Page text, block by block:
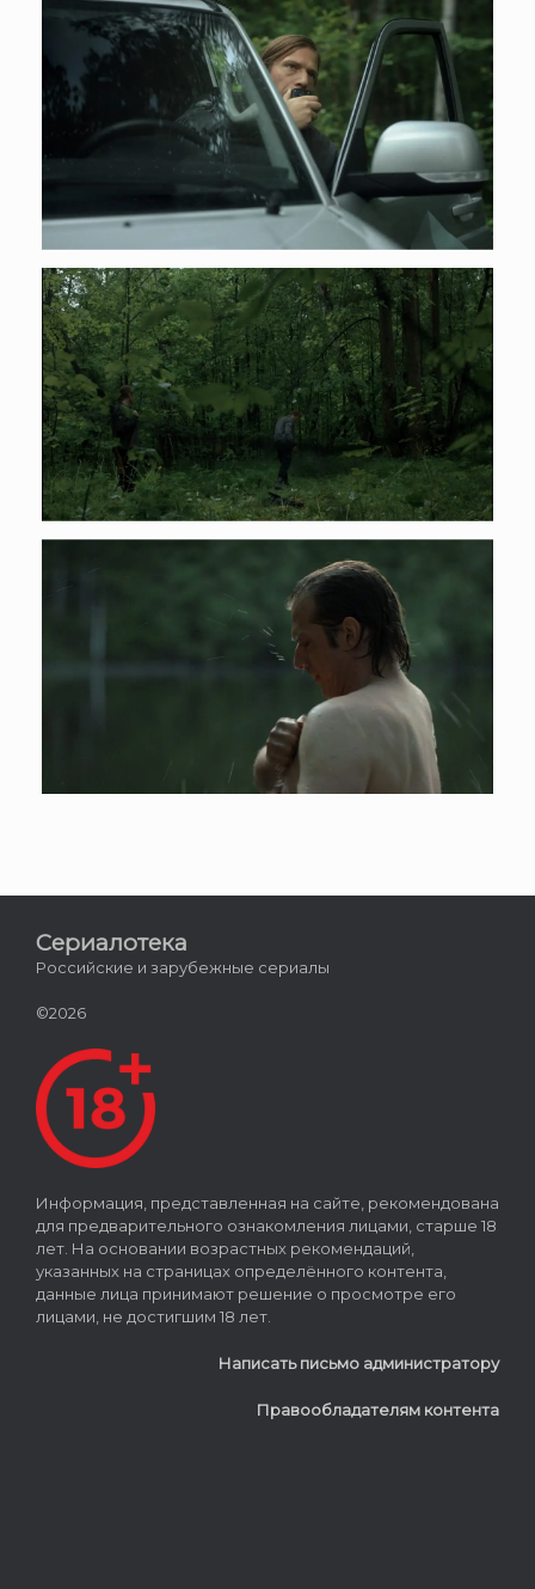
Сериалотека
Российские и зарубежные сериалы
©2026
Информация, представленная на сайте, рекомендована
для предварительного ознакомления лицами, старше 18
лет. На основании возрастных рекомендаций,
указанных на страницах определённого контента,
данные лица принимают решение о просмотре его
лицами, не достигшим 18 лет.
Написать письмо администратору
Правообладателям контента